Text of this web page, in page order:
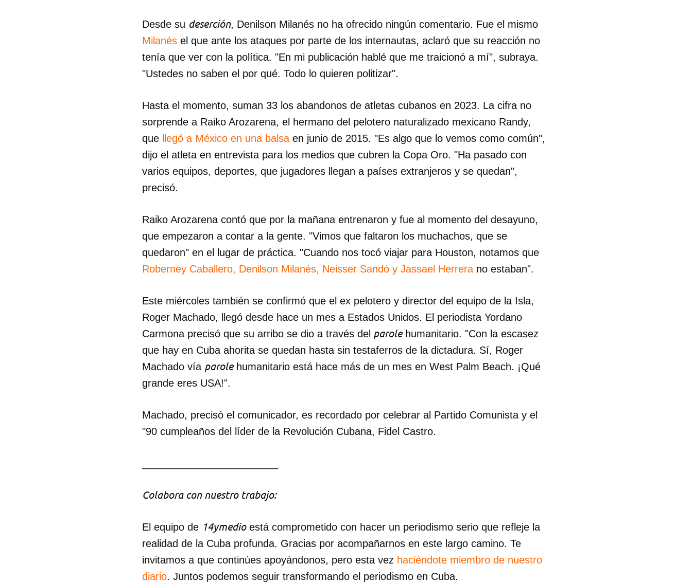
Desde su deserción, Denilson Milanés no ha ofrecido ningún comentario. Fue el mismo
Milanés el que ante los ataques por parte de los internautas, aclaró que su reacción no
tenía que ver con la política. "En mi publicación hablé que me traicionó a mí", subraya.
"Ustedes no saben el por qué. Todo lo quieren politizar".
Hasta el momento, suman 33 los abandonos de atletas cubanos en 2023. La cifra no
sorprende a Raiko Arozarena, el hermano del pelotero naturalizado mexicano Randy,
que
llegó a México en una balsa en junio de 2015. "Es algo que lo vemos como común",
dijo el atleta en entrevista para los medios que cubren la Copa Oro. "Ha pasado con
varios equipos, deportes, que jugadores llegan a países extranjeros y se quedan",
precisó.
Raiko Arozarena contó que por la mañana entrenaron y fue al momento del desayuno,
que empezaron a contar a la gente. "Vimos que faltaron los muchachos, que se
quedaron" en el lugar de práctica. "Cuando nos tocó viajar para Houston, notamos que
Roberney Caballero, Denilson Milanés, Neisser Sandó y Jassael Herrera no estaban".
Este miércoles también se confirmó que el ex pelotero y director del equipo de la Isla,
Roger Machado, llegó desde hace un mes a Estados Unidos. El periodista Yordano
Carmona precisó que su arribo se dio a través del parolehumanitario. "Con la escasez
que hay en Cuba ahorita se quedan hasta sin testaferros de la dictadura. Sí, Roger
Machado vía parolehumanitario está hace más de un mes en West Palm Beach. ¡Qué
grande eres USA!".
Machado, precisó el comunicador, es recordado por celebrar al Partido Comunista y el
"90 cumpleaños del líder de la Revolución Cubana, Fidel Castro.
Colabora con nuestro trabajo:
El equipo de 14ymedioestá comprometido con hacer un periodismo serio que refleje la
realidad de la Cuba profunda. Gracias por acompañarnos en este largo camino. Te
invitamos a que continúes apoyándonos, pero esta vez haciéndote miembro de nuestro
diario. Juntos podemos seguir transformando el periodismo en Cuba.